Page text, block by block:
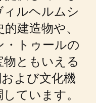
ルヘルムシ
建造物や、
トゥールの
ともいえる
よび文化機
ています。